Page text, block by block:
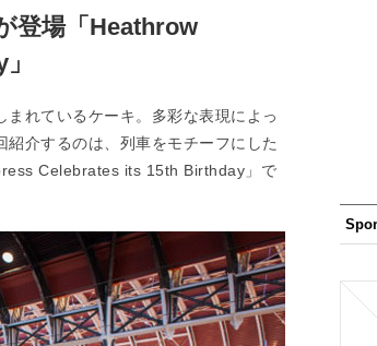
登場「Heathrow
れているケーキ。多彩な表現によっ
介するのは、列車をモチーフにした
Celebrates its 15th Birthday」で